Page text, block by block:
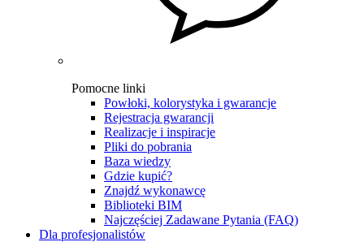
Pomocne linki
Powłoki, kolorystyka i gwarancje
Rejestracja gwarancji
Realizacje i inspiracje
Pliki do pobrania
Baza wiedzy
Gdzie kupić?
Znajdź wykonawcę
Biblioteki BIM
Najczęściej Zadawane Pytania (FAQ)
Dla profesjonalistów